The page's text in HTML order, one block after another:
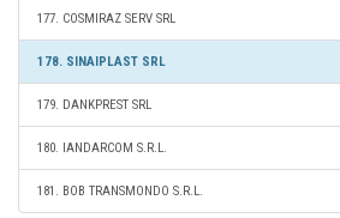
177. COSMIRAZ SERV SRL
178. SINAIPLAST SRL
179. DANKPREST SRL
180. IANDARCOM S.R.L.
181. BOB TRANSMONDO S.R.L.